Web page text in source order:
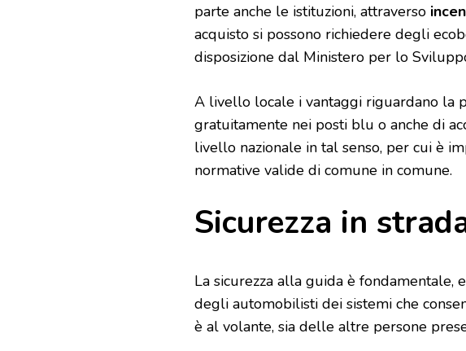
parte anche le istituzioni, attraverso
acquisto si possono richiedere degli
disposizione dal Ministero per lo
A livello locale i vantaggi riguardano la
gratuitamente nei posti blu o anche di
livello nazionale in tal senso, per cui è
normative valide di comune in comune.
Sicurezza in
La sicurezza alla guida è fondamentale,
degli automobilisti dei sistemi che
è al volante, sia delle altre persone